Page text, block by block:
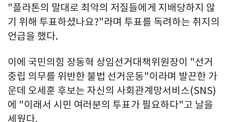
"플라톤의 말대로 최악의 저질들에게 지배당하지 않
기 위해 투표하셨나요?"라며 투표를 독려하는 취지의
언급을 했다.
이에 국민의힘 장동혁 상임선거대책위원장이 "선거
중립 의무를 위반한 불법 선거운동"이라며 발끈한 가
운데 오세훈 후보는 자신의 사회관계망서비스(SNS)
에 "이래서 시민 여러분의 투표가 필요하다"고 날을
세웠다.